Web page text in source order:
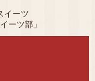
イーツ
ーツ部」